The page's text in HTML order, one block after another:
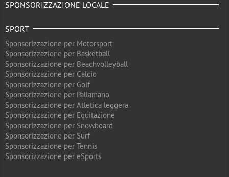
SPONSORIZZAZIONE LOCALE
SPORT
Sponsorizzazione per Motorsport
Sponsorizzazione per Basketball
Sponsorizzazione per Beachvolleyball
Sponsorizzazione per Calcio
Sponsorizzazione per Golf
Sponsorizzazione per Pallamano
Sponsorizzazione per Atletica leggera
Sponsorizzazione per Equitazione
Sponsorizzazione per Snowboard
Sponsorizzazione per Surf
Sponsorizzazione per Tennis
Sponsorizzazione per eSports